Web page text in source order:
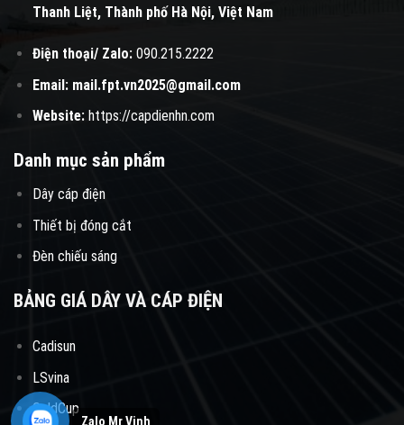
Thanh Liệt, Thành phố Hà Nội, Việt Nam
Điện thoại/ Zalo:090.215.2222
Email: mail.fpt.vn2025@gmail.com
Website: https://capdienhn.com
Danh mục sản phẩm
Dây cáp điện
Thiết bị đóng cắt
Đèn chiếu sáng
BẢNG GIÁ DÂY VÀ CÁP ĐIỆN
Cadisun
LSvina
GoldCup